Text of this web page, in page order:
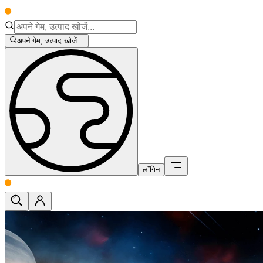
अपने गेम, उत्पाद खोजें...
लॉगिन